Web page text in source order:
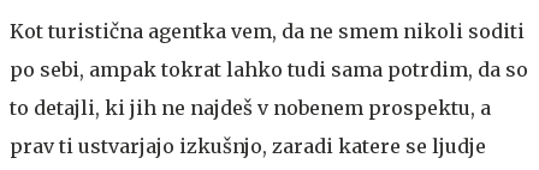
Kot turistična agentka vem, da ne smem nikoli soditi
po sebi, ampak tokrat lahko tudi sama potrdim, da so
to detajli, ki jih ne najdeš v nobenem prospektu, a
prav ti ustvarjajo izkušnjo, zaradi katere se ljudje